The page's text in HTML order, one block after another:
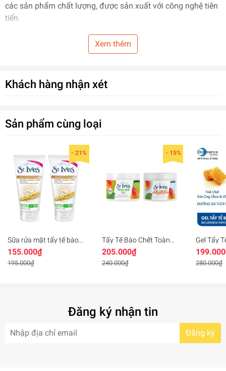
các sản phẩm chất lượng, được sản xuất với công nghệ tiên
tiến.
đang có các loại:
- Chiết xuất dưa chuột, bơ(Cucumber & Avocado Facial
Xem thêm
Khách hàng nhận xét
Sản phẩm cùng loại
- 21%
Sữa rửa mặt tẩy tế bào
chết St.Ives - Chiết xuất
yến mạch
155.000₫
195.000₫
- 15%
Tẩy Tế Bào Chết Toàn
Thân St.Ives Apricot
Scrub
205.000₫
240.000₫
Gel Tẩy
essence
Ong
Essence
280.000₫
Đăng ký nhận tin
Đăng ký